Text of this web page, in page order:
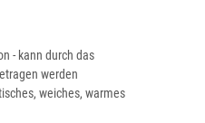
- kann durch das
werden
weiches, warmes